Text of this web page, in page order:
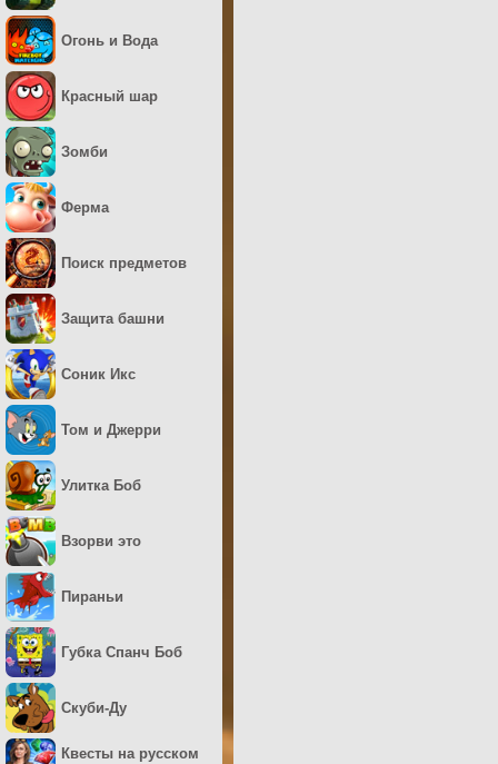
Огонь и Вода
Красный шар
Зомби
Ферма
Поиск предметов
Защита башни
Соник Икс
Том и Джерри
Улитка Боб
Взорви это
Пираньи
Губка Спанч Боб
Скуби-Ду
Квесты на русском